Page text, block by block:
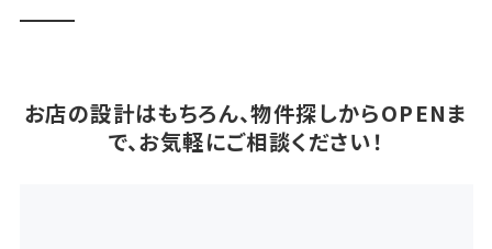
お店の設計はもちろん、物件探しからOPENま
で、お気軽にご相談ください！